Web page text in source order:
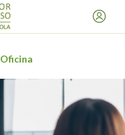
Oficina